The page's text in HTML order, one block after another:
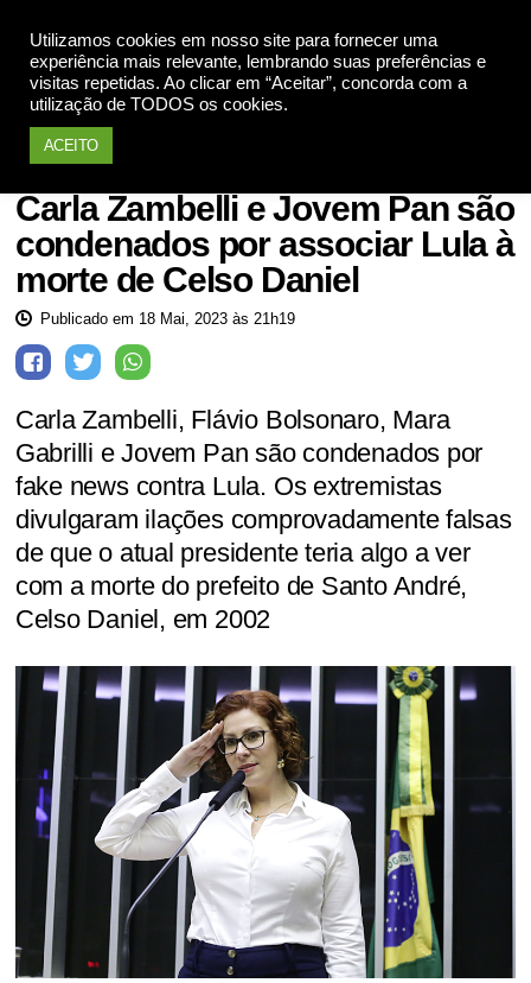
Utilizamos cookies em nosso site para fornecer uma
experiência mais relevante, lembrando suas preferências e
visitas repetidas. Ao clicar em “Aceitar”, concorda com a
utilização de TODOS os cookies.
ACEITO
Notícias
Carla Zambelli e Jovem Pan são
condenados por associar Lula à
morte de Celso Daniel
Publicado em 18 Mai, 2023 às 21h19
Carla Zambelli, Flávio Bolsonaro, Mara
Gabrilli e Jovem Pan são condenados por
fake news contra Lula. Os extremistas
divulgaram ilações comprovadamente falsas
de que o atual presidente teria algo a ver
com a morte do prefeito de Santo André,
Celso Daniel, em 2002